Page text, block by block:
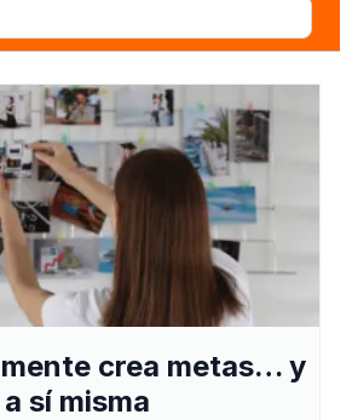
crea metas… y
sí misma